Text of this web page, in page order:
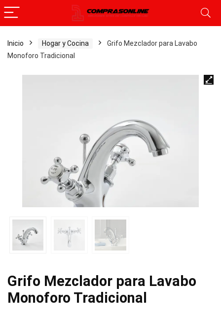
Inicio Hogar y Cocina
Grifo Mezclador para Lavabo
Monoforo Tradicional
Grifo Mezclador para Lavabo
Monoforo Tradicional